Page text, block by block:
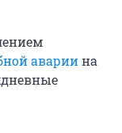
авариина